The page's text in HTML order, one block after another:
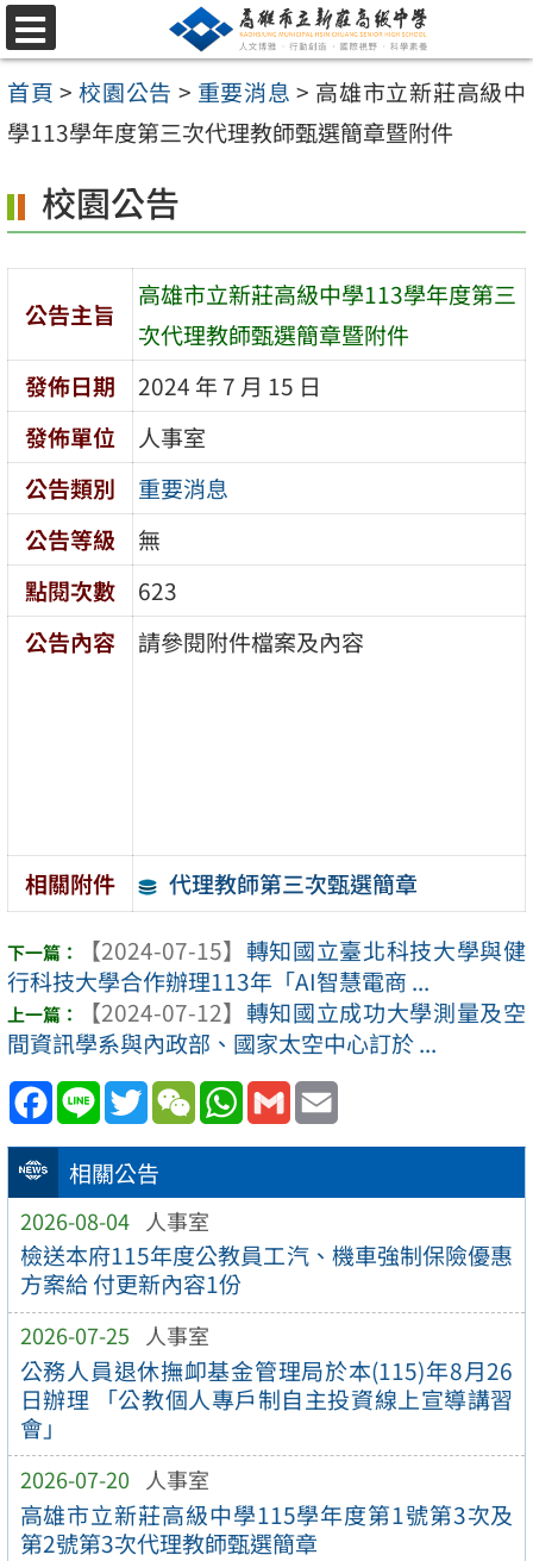
跳
至
主
要
容
區
選
單
首頁 > 校園公告 > 重要消息 > 高雄市立新莊高級中
學113學年度第三次代理教師甄選簡章暨附件
相關公告
2026-08-04 人事室
檢送本府115年度公教員工汽、機車強制保險優惠
方案給 付更新內容1份
2026-07-25 人事室
公務人員退休撫卹基金管理局於本(115)年8月26
日辦理 「公教個人專戶制自主投資線上宣導講習
會」
2026-07-20 人事室
高雄市立新莊高級中學115學年度第1號第3次及
第2號第3次代理教師甄選簡章
校園公告
公告主旨
高雄市立新莊高級中學113學年度第三
次代理教師甄選簡章暨附件
發佈日期
2024 年 7 月 15 日
發佈單位
人事室
公告類別
重要消息
公告等級
無
點閱次數
623
公告內容
請參閱附件檔案及內容
相關附件 代理教師第三次甄選簡章
【2024-07-15】 轉知國立臺北科技大學與健
行科技大學合作辦理113年「AI智慧電商 ...
【2024-07-12】 轉知國立成功大學測量及空
間資訊學系與內政部、國家太空中心訂於 ...
Facebook
Line TwitterWeChatWhatsApp
Gmail